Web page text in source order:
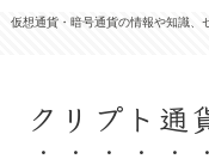
仮想通貨・暗号通貨の情報や知識、
クリプト